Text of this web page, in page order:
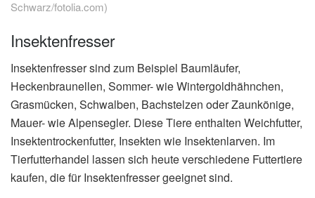
Schwarz/fotolia.com)
Insektenfresser
Insektenfresser sind zum Beispiel Baumläufer,
Heckenbraunellen, Sommer- wie Wintergoldhähnchen,
Grasmücken, Schwalben, Bachstelzen oder Zaunkönige,
Mauer- wie Alpensegler. Diese Tiere enthalten Weichfutter,
Insektentrockenfutter, Insekten wie Insektenlarven. Im
Tierfutterhandel lassen sich heute verschiedene Futtertiere
kaufen, die für Insektenfresser geeignet sind.